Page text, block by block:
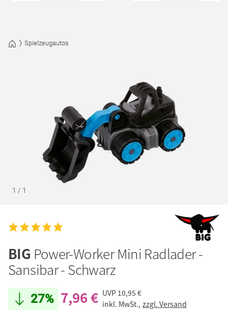
Spielzeugautos
1 / 1
BIG Power-Worker Mini Radlader -
Sansibar - Schwarz
27% 7,96 € UVP 10,95 €
inkl. MwSt., zzgl. Versand